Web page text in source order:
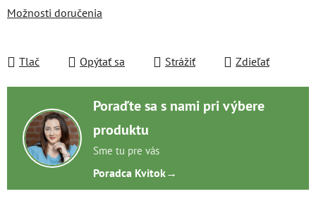
Možnosti doručenia
Tlač Opýtať sa Strážiť Zdieľať
Poraďte sa s nami pri výbere
produktu
Sme tu pre vás
Poradca Kvitok→